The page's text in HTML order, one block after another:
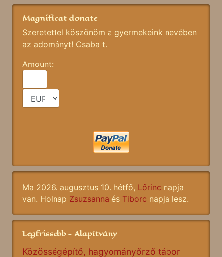
Magnificat donate
Szeretettel köszönöm a gyermekeink nevében
az adományt! Csaba t.
Amount:
Ma 2026. augusztus 10. hétfő, Lőrinc napja
van. Holnap Zsuzsanna és Tiborc napja lesz.
Legfrissebb - Alapítvány
Közösségépítő, hagyományőrző tábor